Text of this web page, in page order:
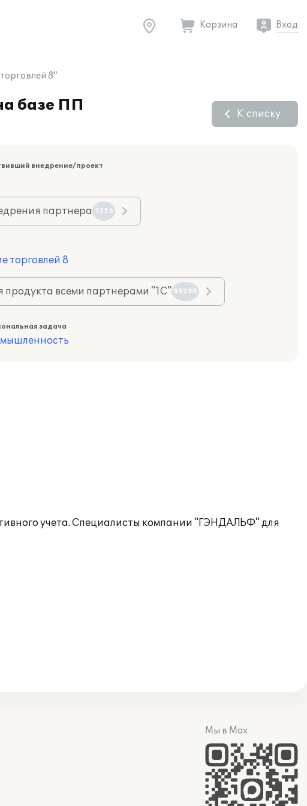
Корзина Вход
8"
базе ПП
К списку
внедрение/проект
партнера 3256
торговлей 8
продукта всеми партнерами "1С" 89290
задача
учета. Специалисты компании "ГЭНДАЛЬФ" для
Мы в Max